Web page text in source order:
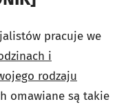
pracuje we
i
rodzaju
omawiane są takie